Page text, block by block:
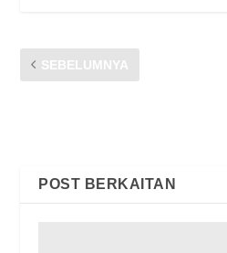
SEBELUMNYA
POST BERKAITAN